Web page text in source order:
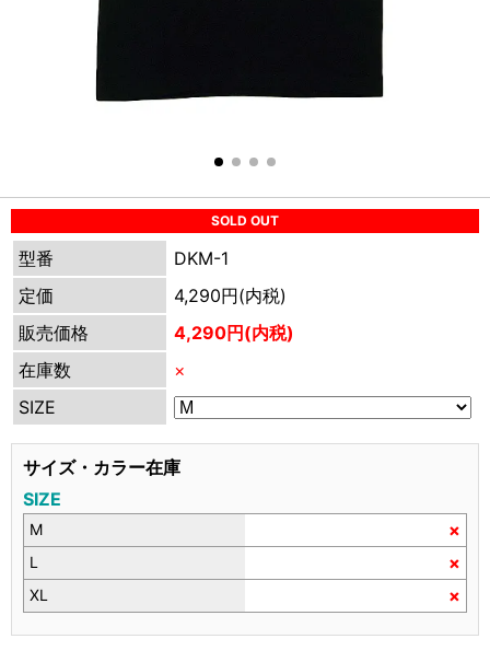
SOLD OUT
型番
DKM-1
定価
4,290円(内税)
販売価格
4,290円(内税)
在庫数
×
SIZE
サイズ・カラー在庫
SIZE
M ×
L ×
XL ×